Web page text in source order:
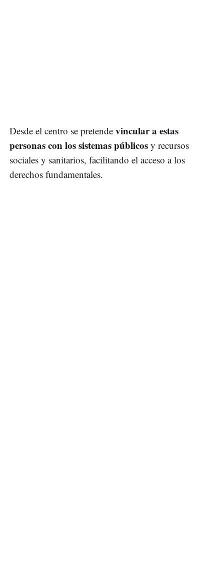
Desde el centro se pretende vincular a estas
personas con los sistemas públicos y recursos
sociales y sanitarios, facilitando el acceso a los
derechos fundamentales.